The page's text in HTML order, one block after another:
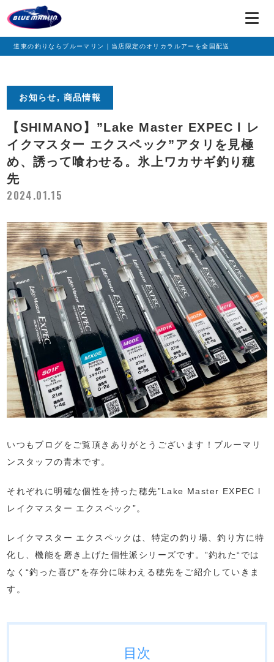
道東の釣りならブルーマリン｜当店限定のオリカラルアーを全国配送
お知らせ, 商品情報
【SHIMANO】”Lake Master EXPEC l レ
イクマスター エクスペック”アタリを見極
め、誘って喰わせる。氷上ワカサギ釣り穂
先
2024.01.15
いつもブログをご覧頂きありがとうございます！ブルーマリ
ンスタッフの青木です。
それぞれに明確な個性を持った穂先”Lake Master EXPEC l
レイクマスター エクスペック”。
レイクマスター エクスペックは、特定の釣り場、釣り方に特
化し、機能を磨き上げた個性派シリーズです。”釣れた“では
なく“釣った喜び”を存分に味わえる穂先をご紹介していきま
す。
目次